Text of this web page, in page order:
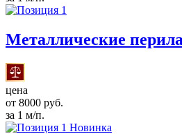
Металлические
цена
от 8000 руб.
за 1 м/п.
Новинка